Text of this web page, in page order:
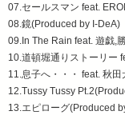
07.セールスマン feat.
08.鏡(Produced by I-DeA)
09.In The Rain feat. 遊戯,
10.道頓堀通りストーリー
11.息子へ・・・ feat. 秋
12.Tussy Tussy
13.エピローグ(Produced